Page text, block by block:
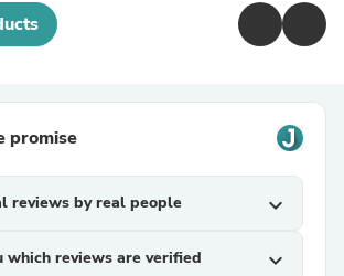
promise
reviews by real people expand_more
which reviews are verified expand_more